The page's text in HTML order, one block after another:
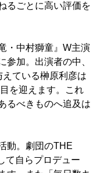
るごとに高い評価を
・中村獅童』W主演
参加。出演者の中、
ている榊原利彦は
を迎えます。これ
るべきものへ追及は
動。劇団のTHE
て自らプロデュー